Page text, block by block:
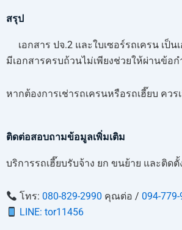
สรุป
เอกสาร ปจ.2 และใบเซอร์รถเครน เ
มีเอกสารครบถ้วนไม่เพียงช่วยให้ผ่านข้อ
หากต้องการเช่ารถเครนหรือรถเฮี๊ยบ คว
ติดต่อสอบถามข้อมูลเพิ่มเติม
บริการรถเฮี๊ยบรับจ้าง ยก ขนย้าย และติด
โทร: 080-829-2990 คุณต่อ / 094-
LINE: tor11456